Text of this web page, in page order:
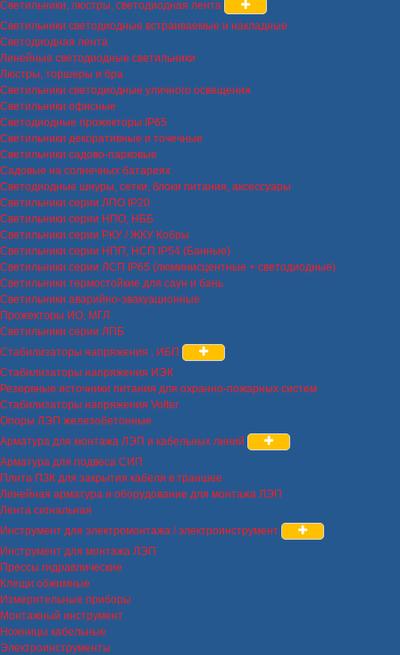
Светильники, люстры, светодиодная лента
Светильники светодиодные встраиваемые и накладные
Светодиодная лента
Линейные светодиодные светильники
Люстры, торшеры и бра
Светильники светодиодные уличного освещения
Светильники офисные
Светодиодные прожекторы IP65
Светильники декоративные и точечные
Светильники садово-парковые
Садовые на солнечных батареях
Светодиодные шнуры, сетки, блоки питания, аксессуары
Светильники серии ЛПО IP20
Светильники серии НПО, НББ
Светильники серии РКУ / ЖКУ Кобры
Светильники серии НПП, НСП IP54 (Банные)
Светильники серии ЛСП IP65 (люминисцентные + светодиодные)
Светильники термостойкие для саун и бань
Светильники аварийно-эвакуационные
Прожекторы ИО, МГЛ
Светильники серии ЛПБ
Стабилизаторы напряжения , ИБП
Стабилизаторы напряжения ИЭК
Резервные источники питания для охранно-пожарных систем
Стабилизаторы напряжения Volter
Опоры ЛЭП железобетонные
Арматура для монтажа ЛЭП и кабельных линий
Арматура для подвеса СИП
Плита ПЗК для закрытия кабеля в траншее
Линейная арматура и оборудование для монтажа ЛЭП
Лента сигнальная
Инструмент для электромонтажа / электроинструмент
Инструмент для монтажа ЛЭП
Прессы гидравлические
Клещи обжимные
Измерительные приборы
Монтажный инструмент
Ножницы кабельные
Электроинструменты